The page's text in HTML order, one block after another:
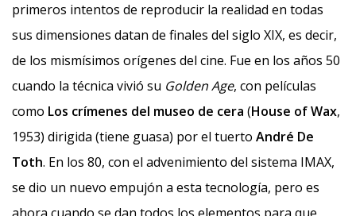
primeros intentos de reproducir la realidad en todas
sus dimensiones datan de finales del siglo XIX, es decir,
de los mismísimos orígenes del cine. Fue en los años 50
cuando la técnica vivió su Golden Age, con películas
como Los crímenes del museo de cera (House of Wax,
1953) dirigida (tiene guasa) por el tuerto André De
Toth. En los 80, con el advenimiento del sistema IMAX,
se dio un nuevo empujón a esta tecnología, pero es